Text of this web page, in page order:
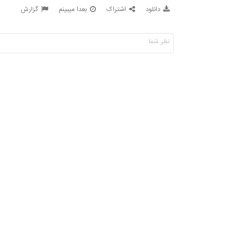
دانلود اشتراک بعدا میبینم گزارش